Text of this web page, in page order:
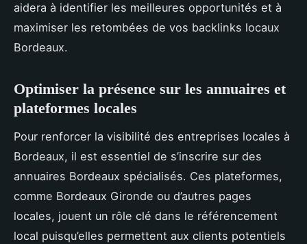
aidera à identifier les meilleures opportunités et à
maximiser les retombées de vos backlinks locaux
Bordeaux.
Optimiser la présence sur les annuaires et
plateformes locales
Pour renforcer la visibilité des entreprises locales à
Bordeaux, il est essentiel de s’inscrire sur des
annuaires Bordeaux spécialisés. Ces plateformes,
comme Bordeaux Gironde ou d’autres pages
locales, jouent un rôle clé dans le référencement
local puisqu’elles permettent aux clients potentiels